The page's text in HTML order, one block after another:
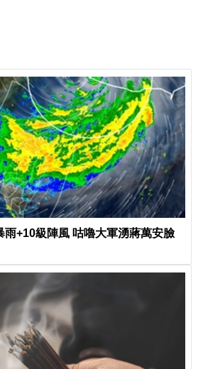
雨+10級陣風 咕嚕大軍湧蔣萬安臉